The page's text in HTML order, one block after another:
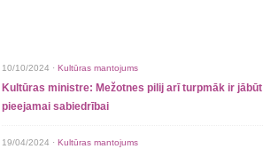
10/10/2024 · Kultūras mantojums
Kultūras ministre: Mežotnes pilij arī turpmāk ir jābūt
pieejamai sabiedrībai
19/04/2024 · Kultūras mantojums